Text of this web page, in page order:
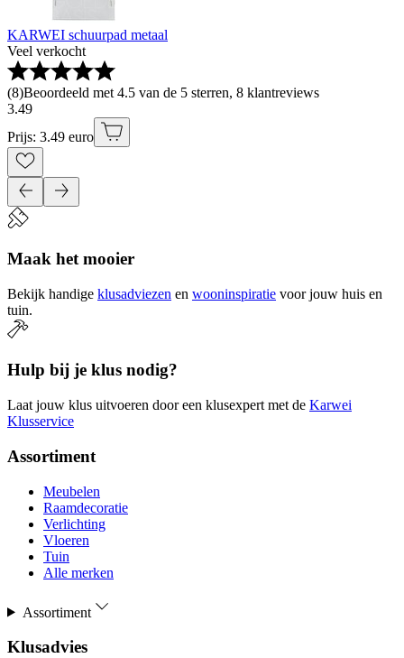
KARWEI schuurpad metaal
Veel verkocht
(8)Beoordeeld met 4.5 van de 5 sterren, 8 klantreviews
3.49
Prijs: 3.49 euro
Maak het mooier
Bekijk handige klusadviezen en wooninspiratie voor jouw huis en
tuin.
Hulp bij je klus nodig?
Laat jouw klus uitvoeren door een klusexpert met de Karwei
Klusservice
Assortiment
Meubelen
Raamdecoratie
Verlichting
Vloeren
Tuin
Alle merken
Assortiment
Klusadvies